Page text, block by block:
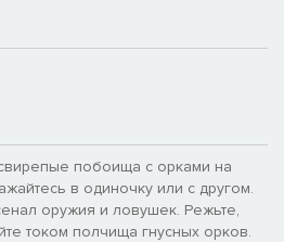
побоища с орками на
в одиночку или с другом.
оружия и ловушек. Режьте,
током полчища гнусных орков.